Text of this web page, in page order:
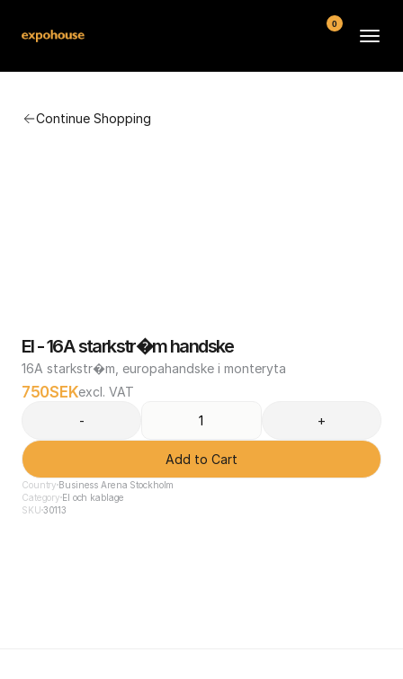
Continue Shopping
El - 16A starkstr�m handske
16A starkstr�m, europahandske i monteryta
750SEKexcl. VAT
-
+
Add to Cart
Country Business Arena Stockholm
Category El och kablage
SKU 30113
0